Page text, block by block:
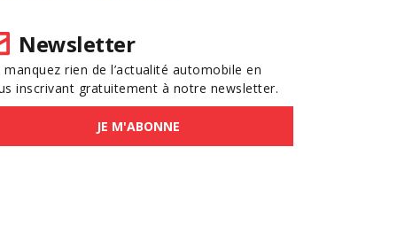
Newsletter
manquez rien de l’actualité automobile en
inscrivant gratuitement à notre newsletter.
JE M'ABONNE